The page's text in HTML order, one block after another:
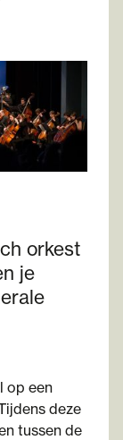
orkest
je
op een
deze
tussen de